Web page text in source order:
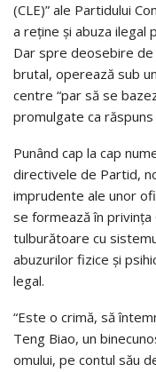
(CLE)” ale Partidului
a reţine şi abuza ilegal
Dar spre deosebire
brutal, operează sub
centre “par să se
promulgate ca
Punând cap la cap
directivele de Partid,
imprudente ale unor
se formează în
tulburătoare cu
abuzurilor fizice şi
legal.
“Este o crimă, să
Teng Biao, un
omului, pe contul său